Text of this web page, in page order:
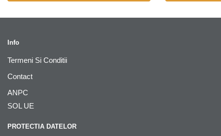
Info
Termeni Si Conditii
Contact
ANPC
SOL UE
PROTECTIA DATELOR